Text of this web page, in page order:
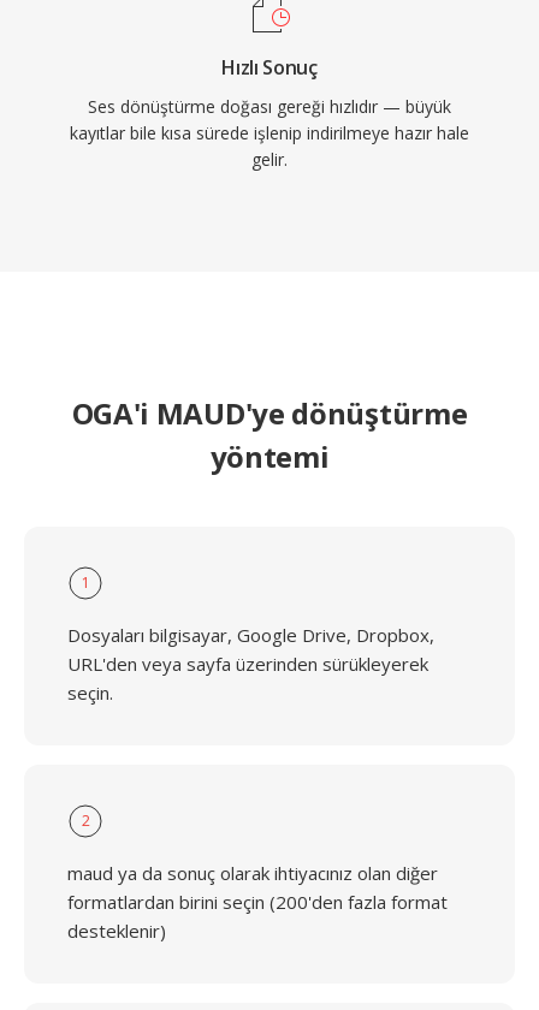
Hızlı Sonuç
Ses dönüştürme doğası gereği hızlıdır — büyük
kayıtlar bile kısa sürede işlenip indirilmeye hazır hale
gelir.
OGA'i MAUD'ye dönüştürme
yöntemi
1
Dosyaları bilgisayar, Google Drive, Dropbox,
URL'den veya sayfa üzerinden sürükleyerek
seçin.
2
maud ya da sonuç olarak ihtiyacınız olan diğer
formatlardan birini seçin (200'den fazla format
desteklenir)